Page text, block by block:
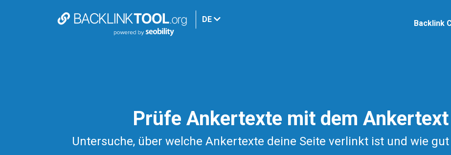
DE Backlink
Prüfe Ankertexte mit dem
Untersuche, über welche Ankertexte deine Seite verlinkt ist und wie